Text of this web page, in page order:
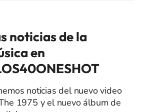
noticias de la
en
noticias del nuevo video
1975 y el nuevo álbum de